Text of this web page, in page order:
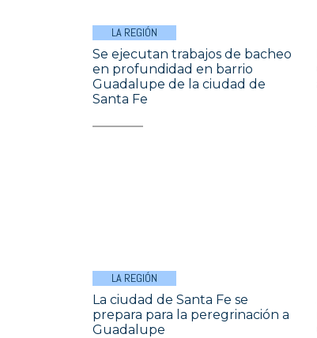
LA REGIÓN
Se ejecutan trabajos de bacheo
en profundidad en barrio
Guadalupe de la ciudad de
Santa Fe
LA REGIÓN
La ciudad de Santa Fe se
prepara para la peregrinación a
Guadalupe